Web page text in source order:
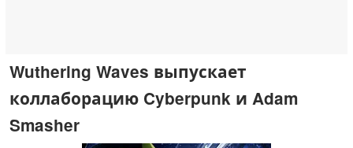
Wuthering Waves выпускает
коллаборацию Cyberpunk и Adam
Smasher